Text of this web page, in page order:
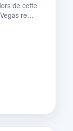
de cette
re…